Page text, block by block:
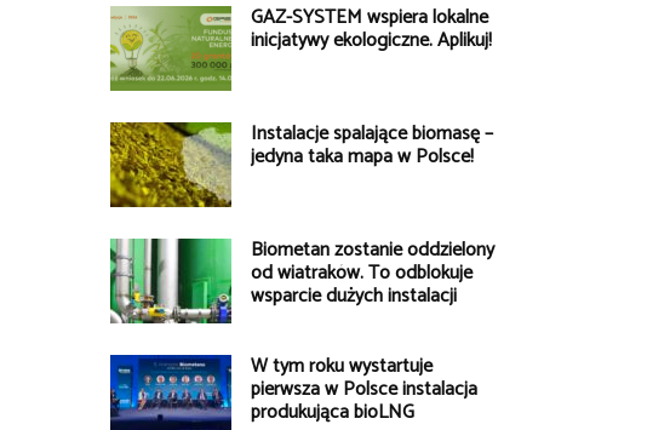
GAZ-SYSTEM wspiera lokalne
inicjatywy ekologiczne. Aplikuj!
Instalacje spalające biomasę –
jedyna taka mapa w Polsce!
Biometan zostanie oddzielony
od wiatraków. To odblokuje
wsparcie dużych instalacji
W tym roku wystartuje
pierwsza w Polsce instalacja
produkująca bioLNG